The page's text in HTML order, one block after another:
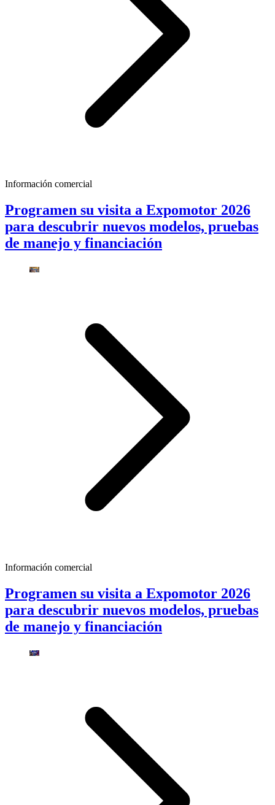
Información comercial
Programen su visita a Expomotor 2026
para descubrir nuevos modelos, pruebas
de manejo y financiación
Información comercial
Programen su visita a Expomotor 2026
para descubrir nuevos modelos, pruebas
de manejo y financiación